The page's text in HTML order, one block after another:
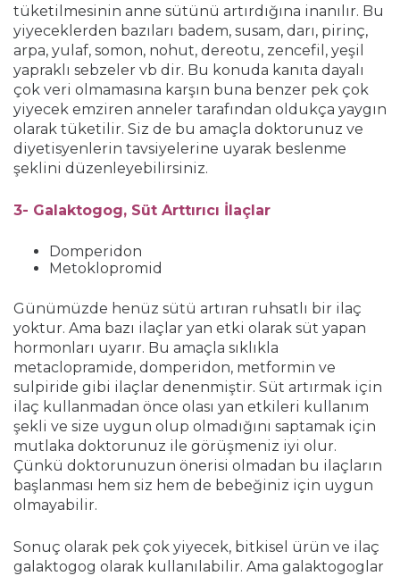
tüketilmesinin anne sütünü artırdığına inanılır. Bu
yiyeceklerden bazıları badem, susam, darı, pirinç,
arpa, yulaf, somon, nohut, dereotu, zencefil, yeşil
yapraklı sebzeler vb dir. Bu konuda kanıta dayalı
çok veri olmamasına karşın buna benzer pek çok
yiyecek emziren anneler tarafından oldukça yaygın
olarak tüketilir. Siz de bu amaçla doktorunuz ve
diyetisyenlerin tavsiyelerine uyarak beslenme
şeklini düzenleyebilirsiniz.
3- Galaktogog, Süt Arttırıcı İlaçlar
Domperidon
Metoklopromid
Günümüzde henüz sütü artıran ruhsatlı bir ilaç
yoktur. Ama bazı ilaçlar yan etki olarak süt yapan
hormonları uyarır. Bu amaçla sıklıkla
metaclopramide, domperidon, metformin ve
sulpiride gibi ilaçlar denenmiştir. Süt artırmak için
ilaç kullanmadan önce olası yan etkileri kullanım
şekli ve size uygun olup olmadığını saptamak için
mutlaka doktorunuz ile görüşmeniz iyi olur.
Çünkü doktorunuzun önerisi olmadan bu ilaçların
başlanması hem siz hem de bebeğiniz için uygun
olmayabilir.
Sonuç olarak pek çok yiyecek, bitkisel ürün ve ilaç
galaktogog olarak kullanılabilir. Ama galaktogoglar